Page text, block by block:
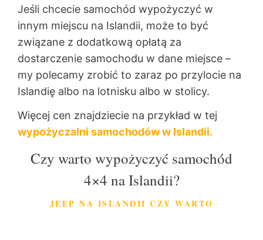
Jeśli chcecie samochód wypożyczyć w
innym miejscu na Islandii, może to być
związane z dodatkową opłatą za
dostarczenie samochodu w dane miejsce –
my polecamy zrobić to zaraz po przylocie na
Islandię albo na lotnisku albo w stolicy.
Więcej cen znajdziecie na przykład w tej
wypożyczalni samochodów w Islandii.
Czy warto wypożyczyć samochód
4×4 na Islandii?
JEEP NA ISLANDII CZY WARTO